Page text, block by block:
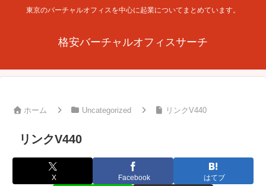
東京のバーチャルオフィスを中心に起業についてまとめています。
格安バーチャルオフィスサーチ
ホーム Uncategorized リンクV440
リンクV440
X Facebook はてブ